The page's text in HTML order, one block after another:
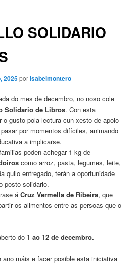
SOLIDARIO
2025porisabelmontero
do mes de decembro, no noso cole
Solidario de Libros. Con esta
gusto pola lectura cun xesto de apoio
por momentos difíciles, animando
a implicarse.
poden achegar 1 kg de
como arroz, pasta, legumes, leite,
quilo entregado, terán a oportunidade
posto solidario.
áCruz Vermella de Ribeira, que
os alimentos entre as persoas que o
do 1 ao 12 de decembro.
ano máis e facer posible esta iniciativa